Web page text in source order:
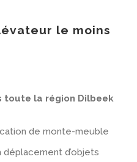
le moins
toute la région Dilbeek
de monte-meuble
d’objets